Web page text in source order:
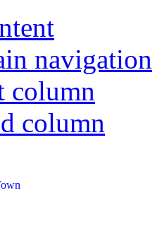
navigation
column
column